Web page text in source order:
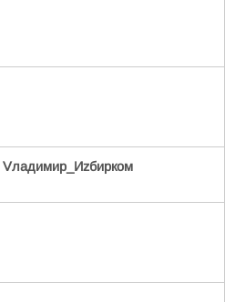
Vладимир_Иzбирком